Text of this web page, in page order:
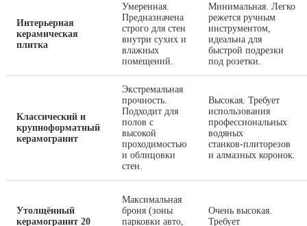
Интерьерная
керамическая
плитка
Умеренная.
Предназначена
строго для стен
внутри сухих и
влажных
помещений.
Минимальная. Легко
режется ручным
инструментом,
идеальна для
быстрой подрезки
под розетки.
Классический и
крупноформатный
керамогранит
Экстремальная
прочность.
Подходит для
полов с
высокой
проходимостью
и облицовки
стен.
Высокая. Требует
использования
профессиональных
водяных
станков‑плиторезов
и алмазных коронок.
Утолщённый
керамогранит 20
Максимальная
броня (зоны
парковки авто,
Очень высокая.
Требует